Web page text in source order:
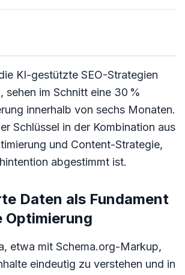
KI-gestützte SEO-Strategien
sehen im Schnitt eine 30 %
innerhalb von sechs Monaten.
Schlüssel in der Kombination aus
und Content-Strategie,
abgestimmt ist.
Daten als Fundament
Optimierung
etwa mit Schema.org-Markup,
eindeutig zu verstehen und in